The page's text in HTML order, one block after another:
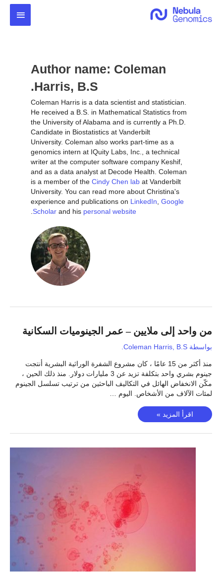
المحتوى
Author name: Coleman
Harris, B.S.
Coleman Harris is a data scientist and statistician.
He received a B.S. in Mathematical Statistics from
the University of Alabama and is currently a Ph.D.
Candidate in Biostatistics at Vanderbilt
University. Coleman also works part-time as a
genomics intern at IQuity Labs, Inc., a technical
writer at the computer software company Keshif,
and as a data analyst at Decode Health. Coleman
is a member of the Cindy Chen lab at Vanderbilt
University. You can read more about Christina's
experience and publications on LinkedIn Google
Scholar and his personal website
من واحد إلى ملايين – عمر الجينوميات السكانية
بواسطة Coleman Harris, B.S.
منذ أكثر من 15 عامًا ، كان مشروع الشفرة الوراثية البشرية أنتجت
جينوم بشري واحد بتكلفة تزيد عن 3 مليارات دولار. منذ ذلك الحين ،
مكّن الانخفاض الهائل في التكاليف الباحثين من ترتيب تسلسل الجينوم
لمئات الآلاف من الأشخاص. اليوم …
من
واحد
إلى
اقرأ المزيد »